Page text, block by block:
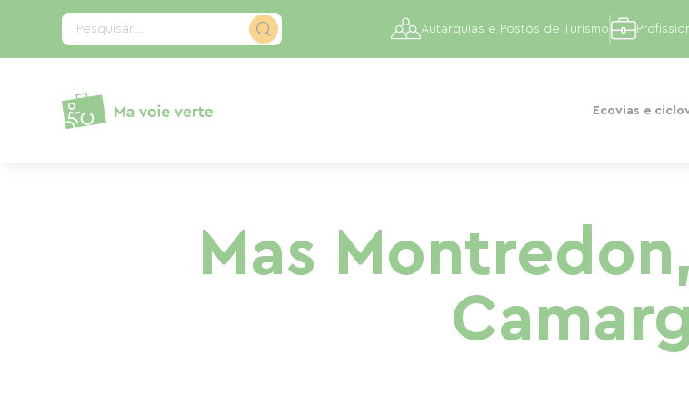
Pesquisar...
Ecovias e
Autarquias e Postos de Turismo
Mas
Painel de Gerenciamento de Cookies